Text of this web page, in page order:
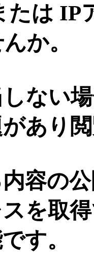
たは
か。
ない
あり
容の
を取
す。